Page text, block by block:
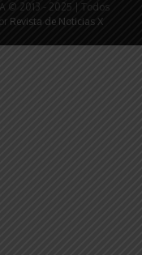
© 2013 - 2025 | Todos
Revista de Noticias X